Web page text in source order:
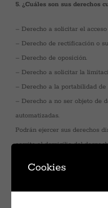
5. ¿Cuáles son sus derechos
– Derecho a solicitar el acceso
– Derecho de rectificación o
– Derecho de oposición.
– Derecho a solicitar la
– Derecho a la portabilidad de
– Derecho a no ser objeto de
automatizadas.
Podrán ejercer sus derechos
escrito al domicilio del
ambos casos.
Cookies